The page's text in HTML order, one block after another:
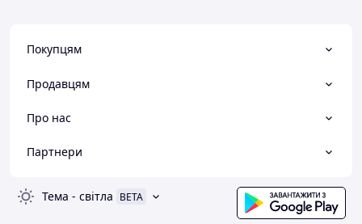
Покупцям
Продавцям
Про нас
Партнери
Тема - світла BETA